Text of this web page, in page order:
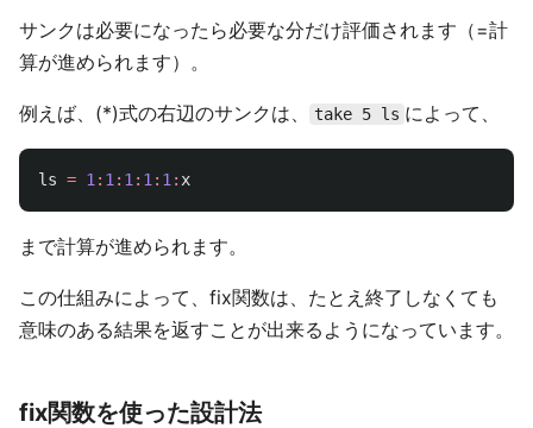
サンクは必要になったら必要な分だけ評価されます（=計
算が進められます）。
例えば、(*)式の右辺のサンクは、 take 5 ls によって、
ls = 1 : 1 : 1 : 1 : 1 : x
まで計算が進められます。
この仕組みによって、fix関数は、たとえ終了しなくても
意味のある結果を返すことが出来るようになっています。
fix関数を使った設計法